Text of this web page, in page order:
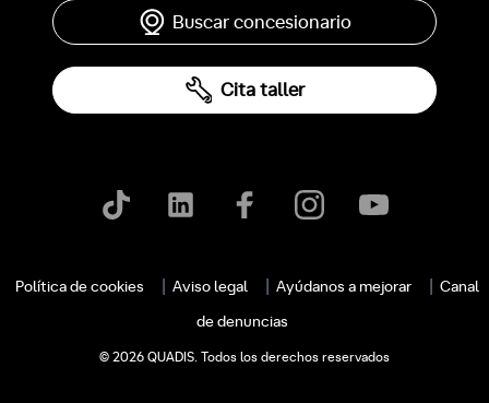
Buscar concesionario
Cita taller
Política de cookies Aviso legal Ayúdanos a mejorar Canal
de denuncias
© 2026 QUADIS. Todos los derechos reservados